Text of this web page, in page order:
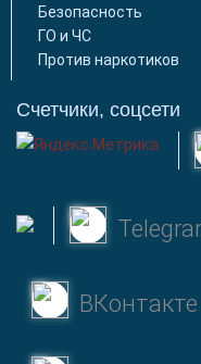
Безопасность
ГО и ЧС
Против наркотиков
Счетчики, соцсети
ВКонтакте